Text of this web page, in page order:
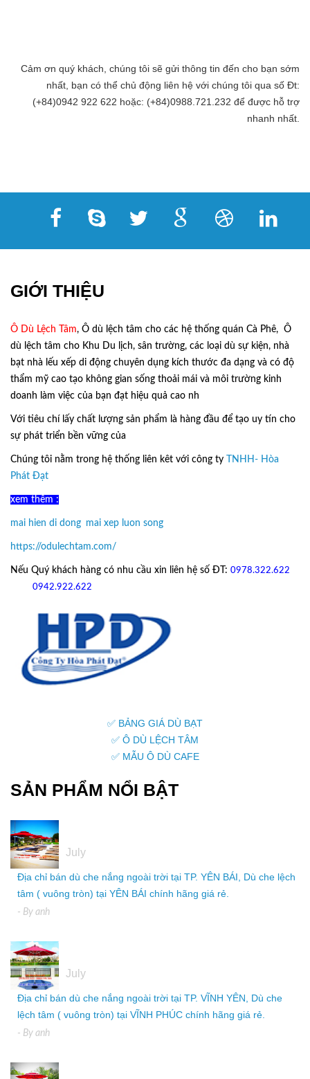
Cảm ơn quý khách, chúng tôi sẽ gửi thông tin đến cho bạn sớm
nhất, bạn có thể chủ động liên hệ với chúng tôi qua số Đt:
(+84)0942 922 622 hoặc: (+84)0988.721.232 để được hỗ trợ
nhanh nhất.
GIỚI THIỆU
Ô Dù Lệch Tâm, Ô dù lệch tâm cho các hệ thống quán Cà Phê, Ô
dù lệch tâm cho Khu Du lịch, sân trường, các loại dù sự kiện, nhà
bạt nhà lếu xếp di động chuyên dụng kích thước đa dạng và có độ
thẩm mỹ cao tạo không gian sống thoải mái và môi trường kinh
doanh làm việc của bạn đạt hiệu quả cao nh
Với tiêu chí lấy chất lượng sản phẩm là hàng đầu để tạo uy tín cho
sự phát triển bền vững của
Chúng tôi nằm trong hệ thống liên kêt với công ty
TNHH- Hòa
Phát Đạt
xem thêm :
mai hien di dong mai xep luon song
https://odulechtam.com/
Nếu Quý khách hàng có nhu cầu xin liên hệ số ĐT: 0978.322.622
0942.922.622
✅ BẢNG GIÁ DÙ BẠT
✅ Ô DÙ LỆCH TÂM
✅ MẪU Ô DÙ CAFE
SẢN PHẨM NỔI BẬT
July
Địa chỉ bán dù che nắng ngoài trời tại TP. YÊN BÁI, Dù che lệch
tâm ( vuông tròn) tại YÊN BÁI chính hãng giá rẻ.
- By anh
July
Địa chỉ bán dù che nắng ngoài trời tại TP. VĨNH YÊN, Dù che
lệch tâm ( vuông tròn) tại VĨNH PHÚC chính hãng giá rẻ.
- By anh